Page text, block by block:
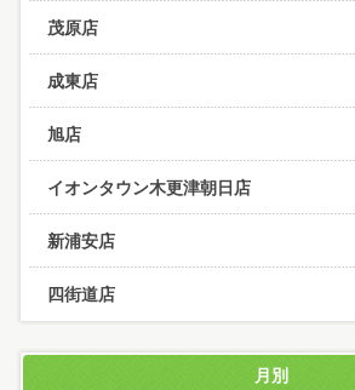
茂原店
成東店
旭店
イオンタウン木更津朝日店
新浦安店
四街道店
月別